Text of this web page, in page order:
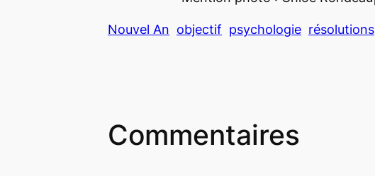
Nouvel An objectif psychologie résolutions
Commentaires